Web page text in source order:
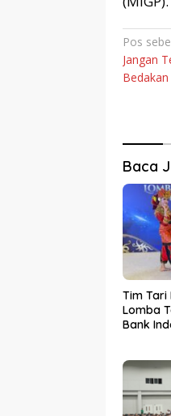
pos
Pos
Jangan
Baca
Tim Tari
Lomba
Bank